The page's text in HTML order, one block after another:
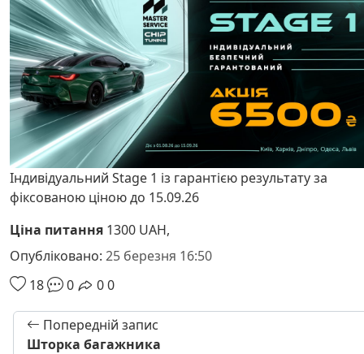
Індивідуальний Stage 1 із гарантією результату за
фіксованою ціною до 15.09.26
Ціна питання 1300 UAH,
Опубліковано: 25 березня 16:50
18
0 00
Попередній запис
Шторка багажника